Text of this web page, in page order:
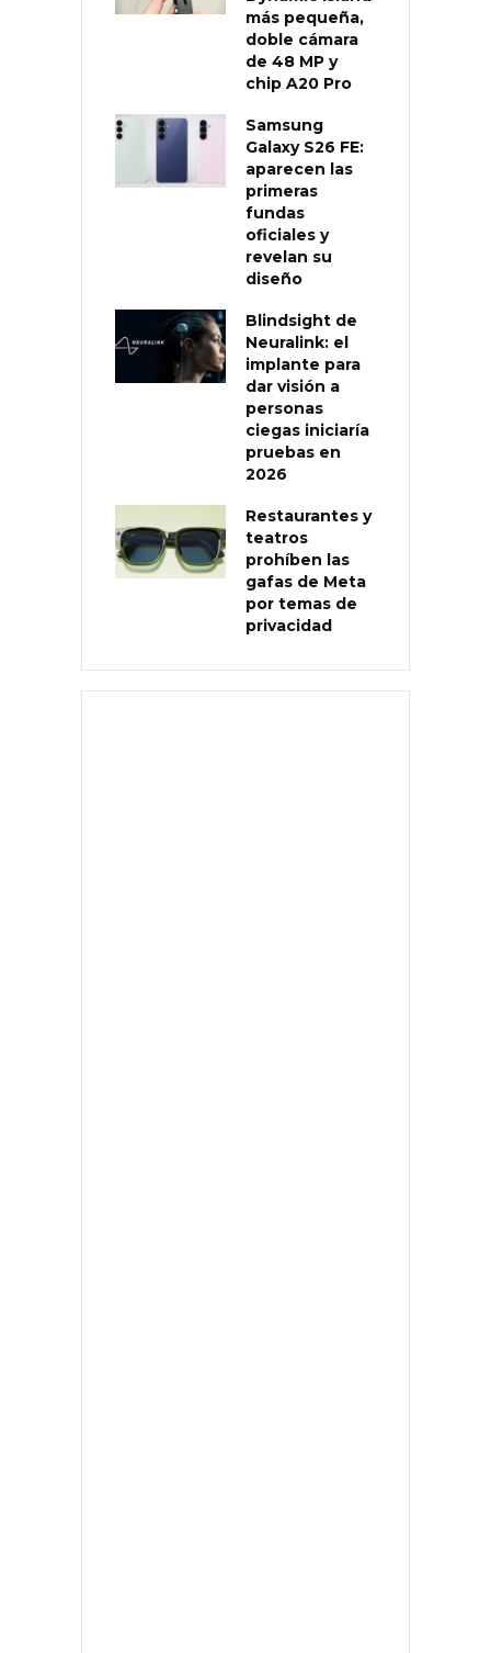
más pequeña,
doble cámara
de 48 MP y
chip A20 Pro
Samsung
Galaxy S26 FE:
aparecen las
primeras
fundas
oficiales y
revelan su
diseño
Blindsight de
Neuralink: el
implante para
dar visión a
personas
ciegas iniciaría
pruebas en
2026
Restaurantes y
teatros
prohíben las
gafas de Meta
por temas de
privacidad